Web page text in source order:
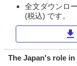
全文ダウンロ
(税込) です。
download
The Japan's role